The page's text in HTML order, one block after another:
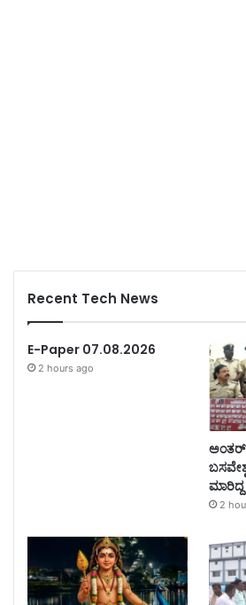
Recent Tech News
E-Paper 07.08.2026
2 hours ago
ಅಂತರ್
ಮಾರಿದ್ದ
2